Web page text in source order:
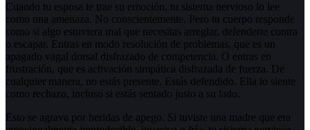
Cuando tu esposa te trae su emoción, tu sistema nervioso lo lee
como una amenaza. No conscientemente. Pero tu cuerpo responde
como si algo estuviera mal que necesitas arreglar, defenderte contra
o escapar. Entras en modo resolución de problemas, que es un
apagado vagal dorsal disfrazado de competencia. O entras en
frustración, que es activación simpática disfrazada de fuerza. De
cualquier manera, no estás presente. Estás defendido. Ella lo siente
como rechazo, incluso si estás sentado justo a su lado.
Esto se agrava por heridas de apego. Si tuviste una madre que era